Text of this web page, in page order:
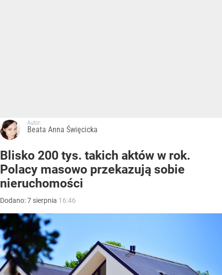
Autor:
Beata Anna Święcicka
Blisko 200 tys. takich aktów w rok.
Polacy masowo przekazują sobie
nieruchomości
Dodano:7 sierpnia 16:46